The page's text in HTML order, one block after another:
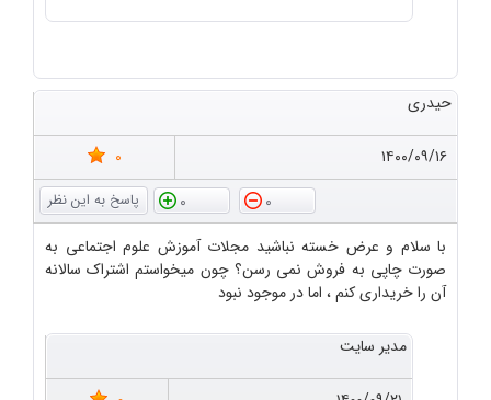
حیدری
۱۴۰۰/۰۹/۱۶
0
0
0
با سلام و عرض خسته نباشید مجلات آموزش علوم اجتماعی به
صورت چاپی به فروش نمی رسن؟ چون میخواستم اشتراک سالانه
آن را خریداری کنم ، اما در موجود نبود
مدیر سایت